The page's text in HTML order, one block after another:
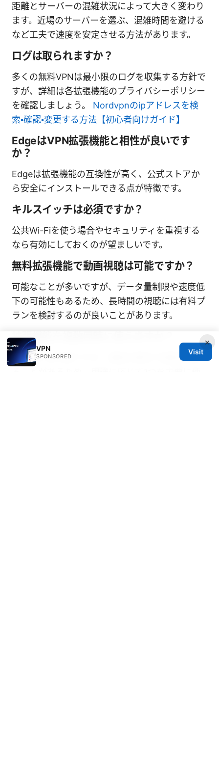
距離とサーバーの混雑状況によって大きく変わり
ます。近場のサーバーを選ぶ、混雑時間を避ける
など工夫で速度を安定させる方法があります。
ログは取られますか？
多くの無料VPNは最小限のログを収集する方針で
すが、詳細は各拡張機能のプライバシーポリシー
を確認しましょう。 Nordvpnのipアドレスを検
索・確認・変更する方法【初心者向けガイド】
EdgeはVPN拡張機能と相性が良いです
か？
Edgeは拡張機能の互換性が高く、公式ストアか
ら安全にインストールできる点が特徴です。
キルスイッチは必須ですか？
公共Wi-Fiを使う場合やセキュリティを重視する
なら有効にしておくのが望ましいです。
無料拡張機能で動画視聴は可能ですか？
可能なことが多いですが、データ量制限や速度低
下の可能性もあるため、長時間の視聴には有料プ
ランを検討するのが良いことがあります。
拡張機能を複数同時に使えますか？
技術的には可能ですが、接続の競合で速度が落ち
×
VPN
SPONSORED
Visit